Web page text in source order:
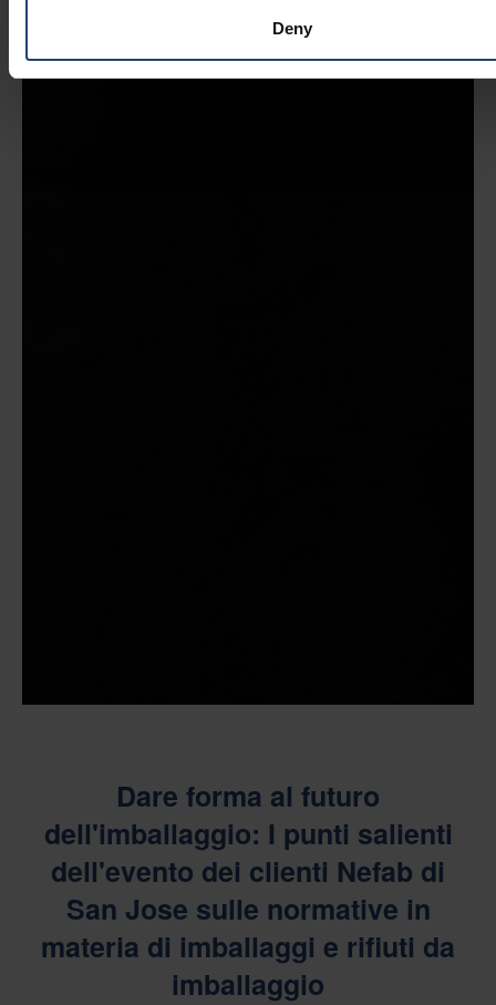
Deny
Dare forma al futuro
dell'imballaggio: I punti salienti
dell'evento dei clienti Nefab di
San Jose sulle normative in
materia di imballaggi e rifiuti da
imballaggio